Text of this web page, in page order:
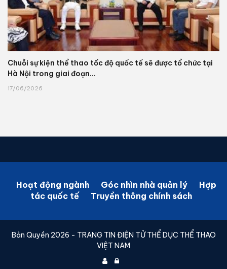
Chuỗi sự kiện thể thao tốc độ quốc tế sẽ được tổ chức tại
Hà Nội trong giai đoạn...
17/06/2026
Hoạt động ngành Góc nhìn nhà quản lý
Hợp
tác quốc tế
Truyền thông chính sách
Bản Quyền 2026 - TRANG TIN ĐIỆN TỬ THỂ DỤC THỂ THAO
VIỆT NAM